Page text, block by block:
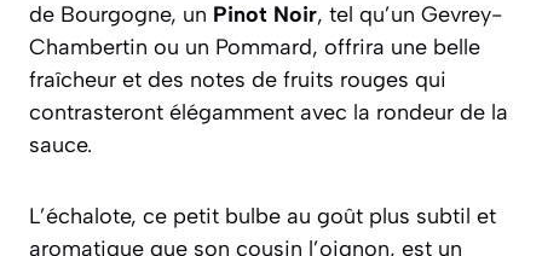
de Bourgogne, un Pinot Noir, tel qu’un Gevrey-
Chambertin ou un Pommard, offrira une belle
fraîcheur et des notes de fruits rouges qui
contrasteront élégamment avec la rondeur de la
sauce.
L’échalote, ce petit bulbe au goût plus subtil et
aromatique que son cousin l’oignon, est un